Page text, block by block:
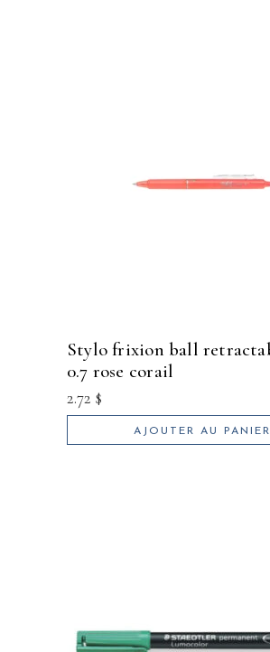
stylo frixion ball retractable pilot
0.7 rose corail
2.72 $
AJOUTER AU PANIER